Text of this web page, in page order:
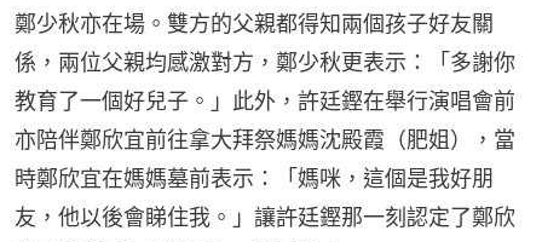
鄭少秋亦在場。雙方的父親都得知兩個孩子好友關
係，兩位父親均感激對方，鄭少秋更表示：「多謝你
教育了一個好兒子。」此外，許廷鏗在舉行演唱會前
亦陪伴鄭欣宜前往拿大拜祭媽媽沈殿霞（肥姐），當
時鄭欣宜在媽媽墓前表示：「媽咪，這個是我好朋
友，他以後會睇住我。」讓許廷鏗那一刻認定了鄭欣